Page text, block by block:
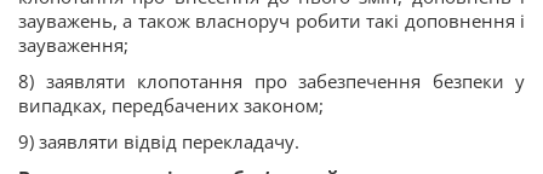
зауважень, а також власноруч робити такі доповнення і
зауваження;
8) заявляти клопотання про забезпечення безпеки у
випадках, передбачених законом;
9) заявляти відвід перекладачу.